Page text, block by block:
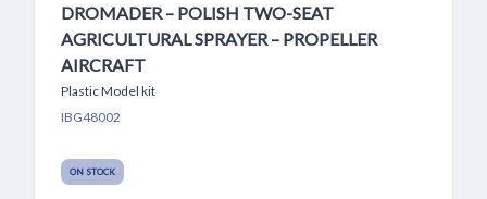
DROMADER – POLISH TWO-SEAT
AGRICULTURAL SPRAYER – PROPELLER
AIRCRAFT
Plastic Model kit
IBG48002
ON STOCK